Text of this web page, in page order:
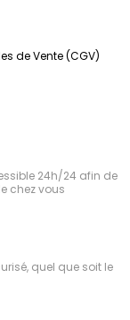
de Vente (CGV)
24h/24 afin de
chez vous
quel que soit le